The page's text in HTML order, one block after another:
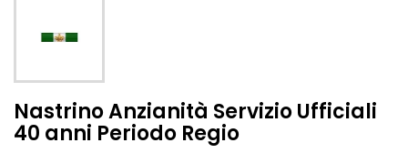
Nastrino Anzianità Servizio Ufficiali
40 anni Periodo Regio